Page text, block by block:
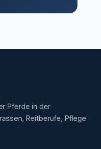
Pferde in der
Reitberufe, Pflege